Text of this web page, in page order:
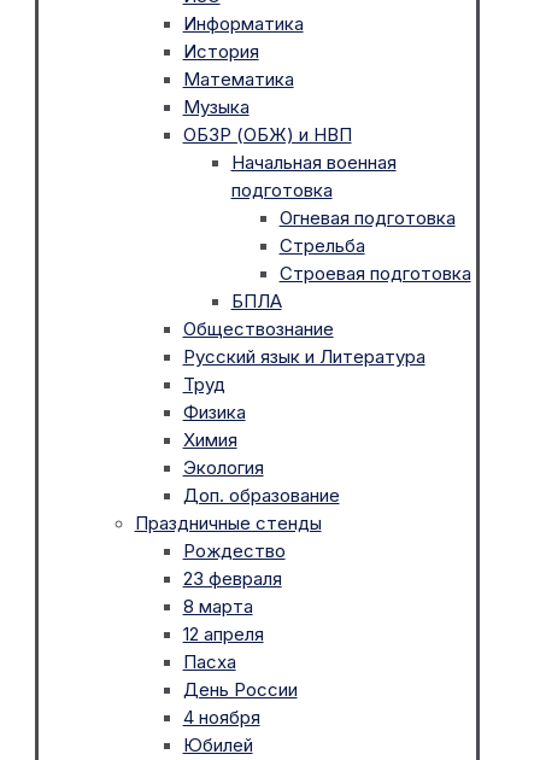
Информатика
История
Математика
Музыка
ОБЗР (ОБЖ) и НВП
Начальная военная
подготовка
Огневая подготовка
Стрельба
Строевая подготовка
БПЛА
Обществознание
Русский язык и Литература
Труд
Физика
Химия
Экология
Доп. образование
Праздничные стенды
Рождество
23 февраля
8 марта
12 апреля
Пасха
День России
4 ноября
Юбилей